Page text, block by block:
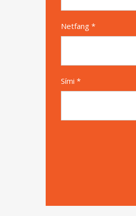
Netfang *
Sími *